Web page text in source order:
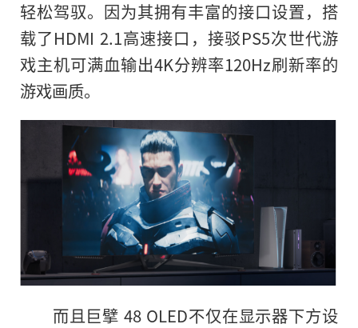
轻松驾驭。因为其拥有丰富的接口设置，搭
载了HDMI 2.1高速接口，接驳PS5次世代游
戏主机可满血输出4K分辨率120Hz刷新率的
游戏画质。
而且巨擘 48 OLED不仅在显示器下方设